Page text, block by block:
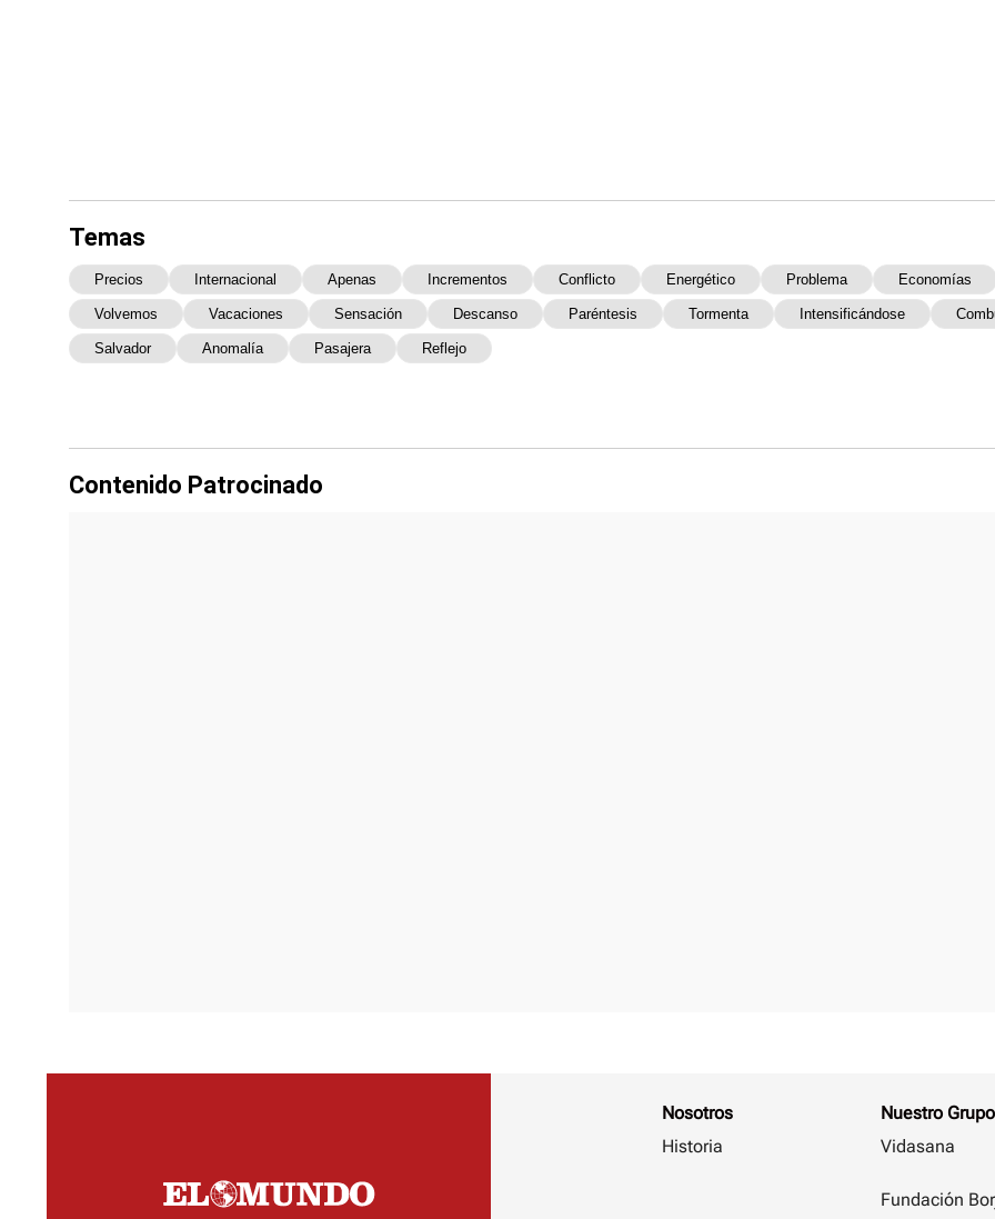
Temas
Precios Internacional Apenas Incrementos Conflicto Energético Problema Economías
Volvemos Vacaciones Sensación Descanso Paréntesis Tormenta Intensificándose
Salvador Anomalía Pasajera Reflejo
Contenido Patrocinado
Nosotros
Historia
Nuestro Grupo
Vidasana
Fundación